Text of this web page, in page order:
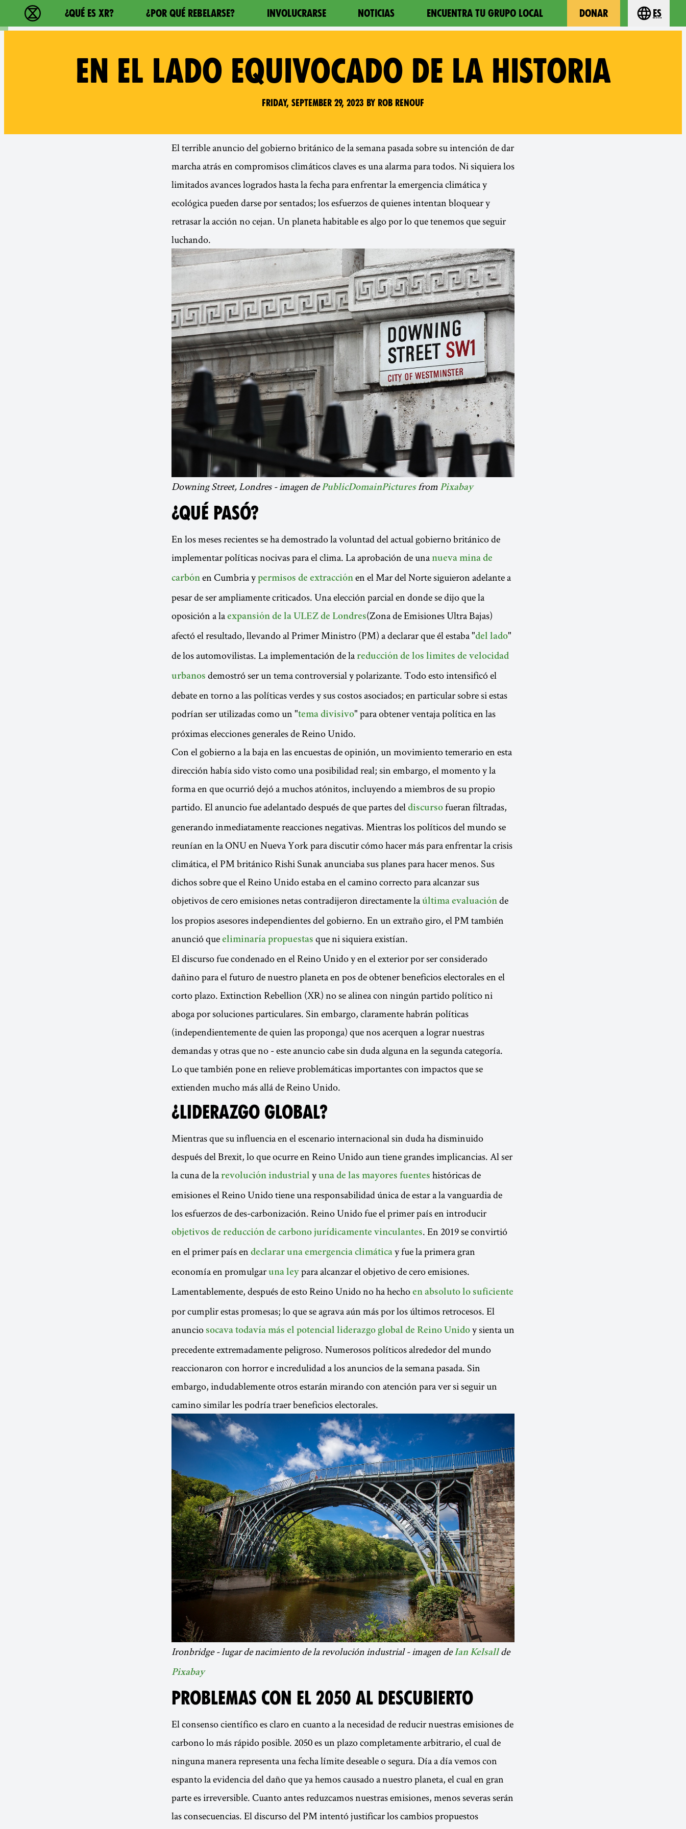
extinction rebellion - Home
Main navigation
¿QUÉ ES XR? ¿POR QUÉ REBELARSE? INVOLUCRARSE NOTICIAS ENCUENTRA TU GRUPO LOCAL DONAR Choose
es
EN EL LADO EQUIVOCADO DE LA HISTORIA
Friday, September 29, 2023 by Rob Renouf
El terrible anuncio del gobierno británico de la semana pasada sobre su intención de dar
marcha atrás en compromisos climáticos claves es una alarma para todos. Ni siquiera los
limitados avances logrados hasta la fecha para enfrentar la emergencia climática y
ecológica pueden darse por sentados; los esfuerzos de quienes intentan bloquear y
retrasar la acción no cejan. Un planeta habitable es algo por lo que tenemos que seguir
luchando.
Downing Street, Londres - imagen dePublicDomainPicturesfrom Pixabay
¿QUÉ PASÓ?
En los meses recientes se ha demostrado la voluntad del actual gobierno británico de
implementar políticas nocivas para el clima. La aprobación de una nueva mina de
carbón en Cumbria ypermisos de extracción en el Mar del Norte siguieron adelante a
pesar de ser ampliamente criticados. Una elección parcial en donde se dijo que la
oposición a la expansión de la ULEZ de Londres(Zona de Emisiones Ultra Bajas)
afectó el resultado, llevando al Primer Ministro (PM) a declarar que él estaba "del lado"
de los automovilistas. La implementación de la reducción de los limites de velocidad
urbanos demostró ser un tema controversial y polarizante. Todo esto intensificó el
debate en torno a las políticas verdes y sus costos asociados; en particular sobre si estas
podrían ser utilizadas como un "tema divisivo" para obtener ventaja política en las
próximas elecciones generales de Reino Unido.
Con el gobierno a la baja en las encuestas de opinión, un movimiento temerario en esta
dirección había sido visto como una posibilidad real; sin embargo, el momento y la
forma en que ocurrió dejó a muchos atónitos, incluyendo a miembros de su propio
partido. El anuncio fue adelantado después de que partes del discurso fueran filtradas,
generando inmediatamente reacciones negativas. Mientras los políticos del mundo se
reunían en la ONU en Nueva York para discutir cómo hacer más para enfrentar la crisis
climática, el PM británico Rishi Sunak anunciaba sus planes para hacer menos. Sus
dichos sobre que el Reino Unido estaba en el camino correcto para alcanzar sus
objetivos de cero emisiones netas contradijeron directamente la última evaluación de
los propios asesores independientes del gobierno. En un extraño giro, el PM también
anunció que eliminaría propuestas que ni siquiera existían.
El discurso fue condenado en el Reino Unido y en el exterior por ser considerado
dañino para el futuro de nuestro planeta en pos de obtener beneficios electorales en el
corto plazo. Extinction Rebellion (XR) no se alinea con ningún partido político ni
aboga por soluciones particulares. Sin embargo, claramente habrán políticas
(independientemente de quien las proponga) que nos acerquen a lograr nuestras
demandas y otras que no - este anuncio cabe sin duda alguna en la segunda categoría.
Lo que también pone en relieve problemáticas importantes con impactos que se
extienden mucho más allá de Reino Unido.
¿LIDERAZGO GLOBAL?
Mientras que su influencia en el escenario internacional sin duda ha disminuido
después del Brexit, lo que ocurre en Reino Unido aun tiene grandes implicancias. Al ser
la cuna de la revolución industrial yuna de las mayores fuentes históricas de
emisiones el Reino Unido tiene una responsabilidad única de estar a la vanguardia de
los esfuerzos de des-carbonización. Reino Unido fue el primer país en introducir
objetivos de reducción de carbono jurídicamente vinculantes. En 2019 se convirtió
en el primer país en declarar una emergencia climática y fue la primera gran
economía en promulgaruna ley para alcanzar el objetivo de cero emisiones.
Lamentablemente, después de esto Reino Unido no ha hecho en absoluto lo suficiente
por cumplir estas promesas; lo que se agrava aún más por los últimos retrocesos. El
anuncio socava todavía más el potencial liderazgo global de Reino Unido y sienta un
precedente extremadamente peligroso. Numerosos políticos alrededor del mundo
reaccionaron con horror e incredulidad a los anuncios de la semana pasada. Sin
embargo, indudablemente otros estarán mirando con atención para ver si seguir un
camino similar les podría traer beneficios electorales.
Ironbridge - lugar de nacimiento de la revolución industrial - imagen deIan Kelsallde
Pixabay
PROBLEMAS CON EL 2050 AL DESCUBIERTO
El consenso científico es claro en cuanto a la necesidad de reducir nuestras emisiones de
carbono lo más rápido posible. 2050 es un plazo completamente arbitrario, el cual de
ninguna manera representa una fecha límite deseable o segura. Día a día vemos con
espanto la evidencia del daño que ya hemos causado a nuestro planeta, el cual en gran
parte es irreversible. Cuanto antes reduzcamos nuestras emisiones, menos severas serán
las consecuencias. El discurso del PM intentó justificar los cambios propuestos